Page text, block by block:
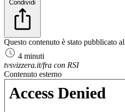
Condividi
Questo contenuto è stato pubblicato al
4 minuti
tvsvizzera.it/fra con RSI
Contenuto esterno